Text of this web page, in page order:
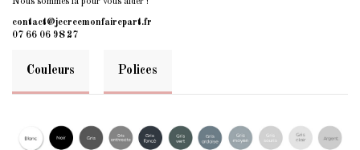
Nous sommes là pour vous aider !
contact@jecreemonfairepart.fr
07 66 06 98 27
Couleurs Polices